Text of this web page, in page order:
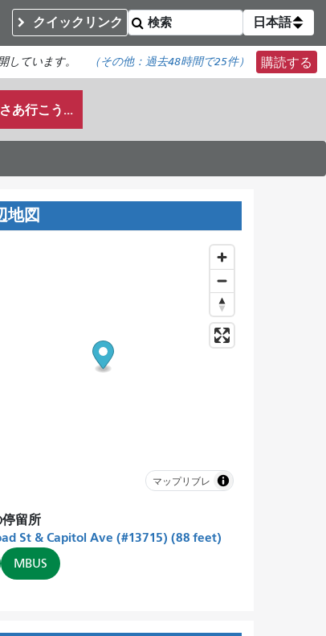
クイックリンク 日本語
ています。 （その他： 過去48時間で25件） 購読する
さあ行こう...
地図
マップリブレ
留所
St & Capitol Ave (#13715) (88 feet)
MBUS